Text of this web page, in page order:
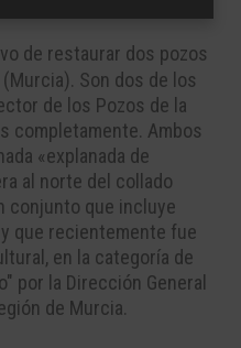
de restaurar dos pozos
Son dos de los
de los Pozos de la
completamente. Ambos
«explanada de
al norte del collado
conjunto que incluye
que recientemente fue
en la categoría de
por la Dirección General
de Murcia.